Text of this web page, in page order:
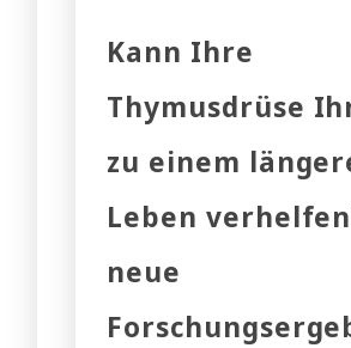
Kann Ihre
Thymusdrüse
zu einem
Leben
neue